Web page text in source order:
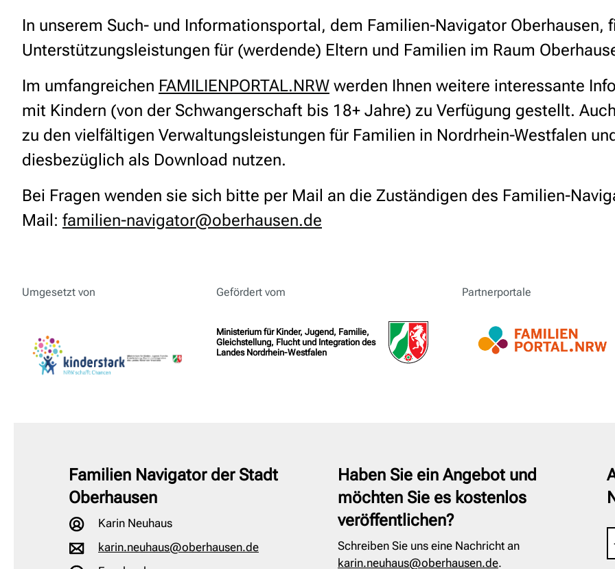
In unserem Such- und Informationsportal, dem Familien-Navigator Oberhausen,
Unterstützungsleistungen für (werdende) Eltern und Familien im Raum
Im umfangreichen FAMILIENPORTAL.NRW werden Ihnen weitere interessante
mit Kindern (von der Schwangerschaft bis 18+ Jahre) zu Verfügung gestellt.
zu den vielfältigen Verwaltungsleistungen für Familien in Nordrhein-Westfalen
diesbezüglich als Download nutzen.
Bei Fragen wenden sie sich bitte per Mail an die Zuständigen des Familien-
Mail: familien-navigator@oberhausen.de
Umgesetzt von Gefördert vom
Ministerium für Kinder, Jugend, Familie,
Gleichstellung, Flucht und Integration des
Landes Nordrhein-Westfalen
Partnerportale
Familien Navigator der Stadt
Oberhausen
Karin Neuhaus
karin.neuhaus@oberhausen.de
Haben Sie ein Angebot und
möchten Sie es kostenlos
veröffentlichen?
Schreiben Sie uns eine Nachricht an
karin.neuhaus@oberhausen.de.